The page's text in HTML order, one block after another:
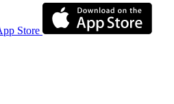
Store